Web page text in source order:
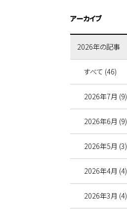
アーカイブ
2026年の記事
すべて (46)
2026年7月 (9)
2026年6月 (9)
2026年5月 (3)
2026年4月 (4)
2026年3月 (4)